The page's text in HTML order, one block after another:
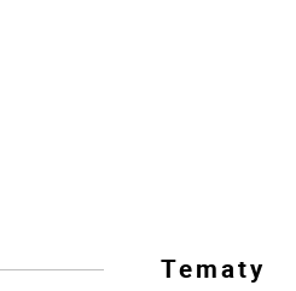
Tematy